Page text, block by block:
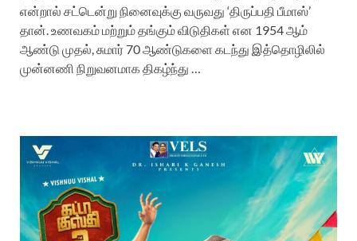
என்றால் சட்டென்று நினைவுக்கு வருவது ‘திருப்பதி பீமாஸ்’
தான். உணவகம் மற்றும் தங்கும் விடுதிகள் என 1954 ஆம்
ஆண்டு முதல், சுமார் 70 ஆண்டுகளை கடந்து இத்தொழிலில்
முன்னணி நிறுவனமாக திகழ்ந்து …